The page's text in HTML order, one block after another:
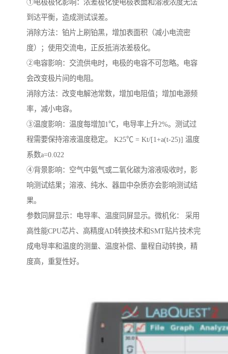
①电极极化影响：浓差极化使电极表面和溶液浓度无法
到达平衡，造成测试误差。
消除方法：铂片上刷铂黑，增加表面积（减小电流密
度）；使用交流电，正反抵消浓差极化。
②电容影响：交流供电时，电极的电容不可忽略。电容
会改变极片间的电阻。
消除方法：改变电解池常数，增加电阻值；增加电源频
率，减小电容。
③温度影响：温度每增加1℃，电导率上升2%。测试过
程需要保持溶液温度稳定。 K25℃ = Kt/[1+a(t-25)] 温度
系数a=0.022
④背景影响：空气中氨气或二氧化碳为溶液吸收时，影
响测试结果；溶液、纯水、器皿中杂质亦会影响测试结
果。
参数同屏显示：电导率、温度同屏显示。微机化： 采用
高性能CPU芯片、高精度AD转换技术和SMT贴片技术完
成电导率和温度的测量、温度补偿、量程自动转换，精
度高，重复性好。